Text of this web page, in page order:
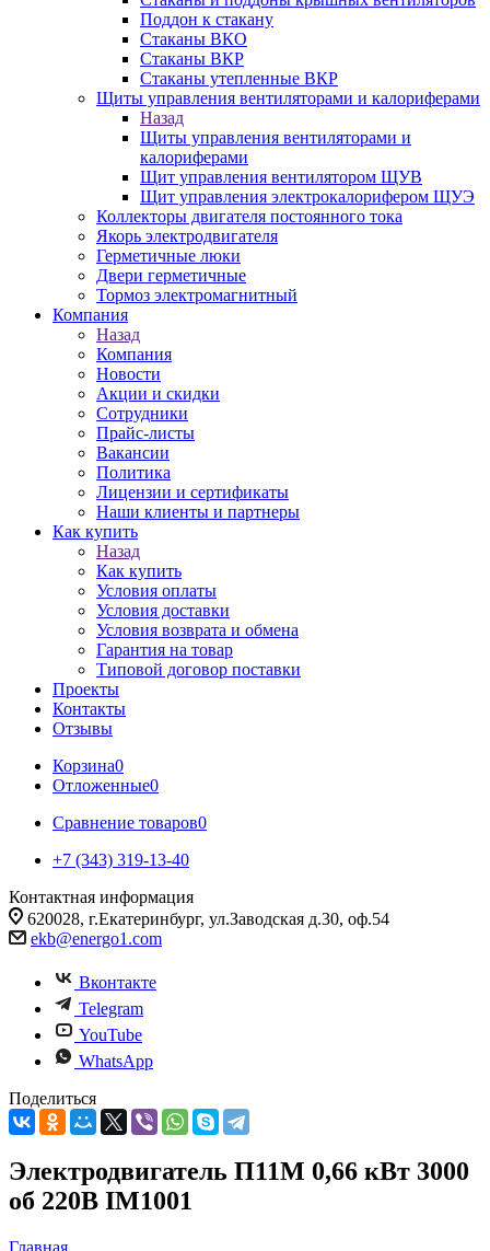
Поддон к стакану
Стаканы ВКО
Стаканы ВКР
Стаканы утепленные ВКР
Щиты управления вентиляторами и калориферами
Назад
Щиты управления вентиляторами и
калориферами
Щит управления вентилятором ЩУВ
Щит управления электрокалорифером ЩУЭ
Коллекторы двигателя постоянного тока
Якорь электродвигателя
Герметичные люки
Двери герметичные
Тормоз электромагнитный
Компания
Назад
Компания
Новости
Акции и скидки
Сотрудники
Прайс-листы
Вакансии
Политика
Лицензии и сертификаты
Наши клиенты и партнеры
Как купить
Назад
Как купить
Условия оплаты
Условия доставки
Условия возврата и обмена
Гарантия на товар
Типовой договор поставки
Проекты
Контакты
Отзывы
Корзина0
Отложенные0
Сравнение товаров0
+7 (343) 319-13-40
Контактная информация
620028, г.Екатеринбург, ул.Заводская д.30, оф.54
ekb@energo1.com
Вконтакте
Telegram
YouTube
WhatsApp
Поделиться
Электродвигатель П11М 0,66 кВт 3000
об 220В IM1001
Главная